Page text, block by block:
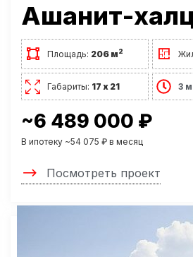
Ашанит-
Площадь: 206 м2
Габариты: 17 х 21 3
~6 489 000 ₽
В ипотеку ~54 075 ₽ в месяц
Посмотреть проект